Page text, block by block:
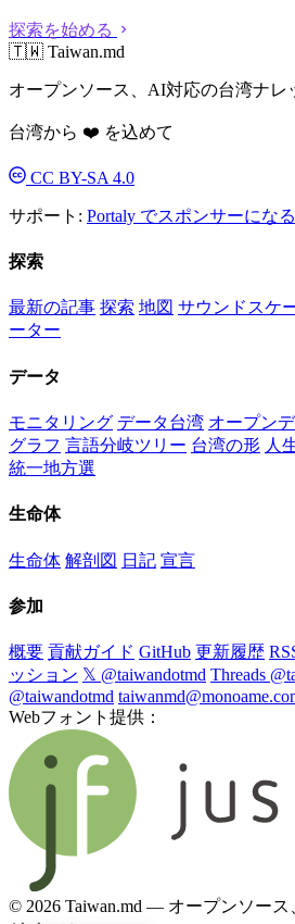
探索を始める
🇹🇼 Taiwan.md
オープンソース、AI対応の台湾ナレ
台湾から ❤️ を込めて
CC BY-SA 4.0
サポート: Portaly でスポンサーにな
探索
最新の記事 探索 地図 サウンドスケ
ーター
データ
モニタリング データ台湾 オープン
グラフ 言語分岐ツリー 台湾の形 人
統一地方選
生命体
生命体 解剖図 日記 宣言
参加
概要 貢献ガイド GitHub 更新履歴
ッション 𝕏 @taiwandotmd Threads
@taiwandotmd
Webフォント提供：
© 2026 Taiwan.md — オープンソー